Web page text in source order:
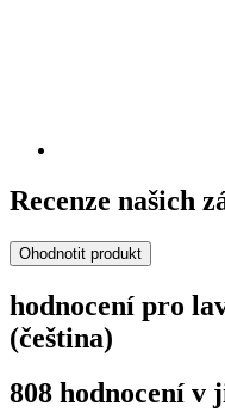
Recenze našich
Ohodnotit produkt
hodnocení pro
(čeština)
808 hodnocení v